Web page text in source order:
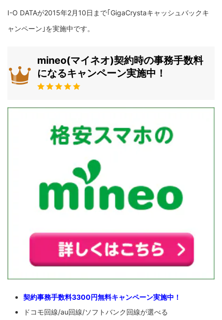
I-O DATAが2015年2月10日まで｢GigaCrystaキャッシュバックキ
ャンペーン｣を実施中です。
mineo(マイネオ)契約時の事務手数料
になるキャンペーン実施中！
契約事務手数料3300円無料キャンペーン実施中！
ドコモ回線/au回線/ソフトバンク回線が選べる